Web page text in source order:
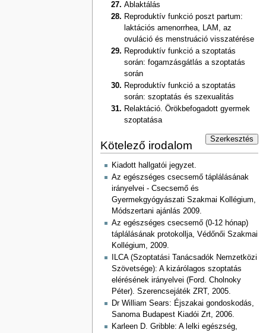
Ablaktálás
Reproduktív funkció poszt partum:
laktációs amenorrhea, LAM, az
ovuláció és menstruáció visszatérése
Reproduktív funkció a szoptatás
során: fogamzásgátlás a szoptatás
során
Reproduktív funkció a szoptatás
során: szoptatás és szexualitás
Relaktáció. Örökbefogadott gyermek
szoptatása
Szerkesztés
Kötelező irodalom
Kiadott hallgatói jegyzet.
Az egészséges csecsemő táplálásának
irányelvei - Csecsemő és
Gyermekgyógyászati Szakmai Kollégium,
Módszertani ajánlás 2009.
Az egészséges csecsemő (0-12 hónap)
táplálásának protokollja, Védőnői Szakmai
Kollégium, 2009.
ILCA (Szoptatási Tanácsadók Nemzetközi
Szövetsége): A kizárólagos szoptatás
elérésének irányelvei (Ford. Cholnoky
Péter). Szerencsejáték ZRT, 2005.
Dr William Sears: Éjszakai gondoskodás,
Sanoma Budapest Kiadói Zrt, 2006.
Karleen D. Gribble: A lelki egészség,